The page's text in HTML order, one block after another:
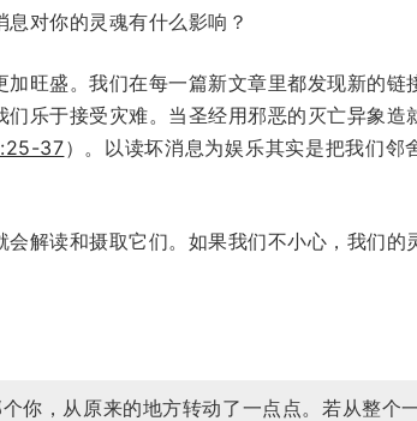
对你的灵魂有什么影响？
旺盛。我们在每一篇新文章里都发现新的链
乐于接受灾难。当圣经用邪恶的灭亡异象造
37）。以读坏消息为娱乐其实是把我们邻
解读和摄取它们。如果我们不小心，我们的
你，从原来的地方转动了一点点。若从整个